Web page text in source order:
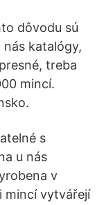
dôvodu sú
nás katalógy,
treba
mincí.
s
u nás
v
mincí vytvářejí